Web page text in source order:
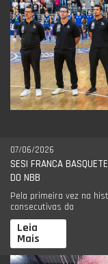
07/06/2026
SESI FRANCA
DO NBB
Pela primeira vez na
consecutivas da
Leia
Mais